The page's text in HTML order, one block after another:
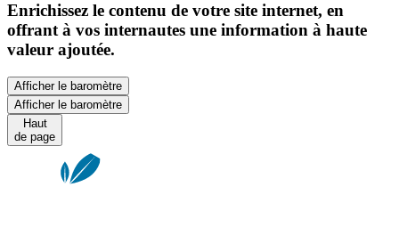
Enrichissez le contenu de votre site internet, en
offrant à vos internautes une information à haute
valeur ajoutée.
Afficher le baromètre
Afficher le baromètre
Haut
de page